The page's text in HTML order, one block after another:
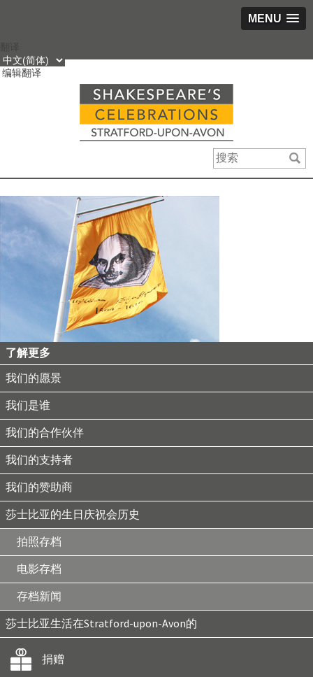
MENU
到
内
编辑翻译
了解更多
我们的愿景
我们是谁
我们的合作伙伴
我们的支持者
我们的赞助商
莎士比亚的生日庆祝会历史
拍照存档
电影存档
存档新闻
莎士比亚生活在Stratford-upon-Avon的
捐赠